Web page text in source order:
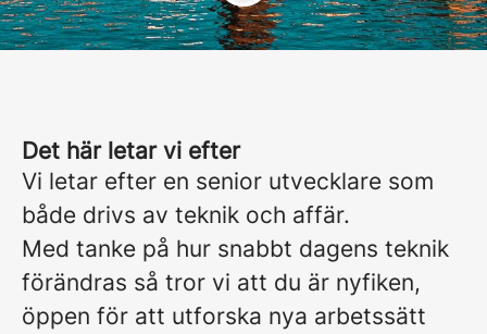
Det här letar vi efter
Vi letar efter en senior utvecklare som
både drivs av teknik och affär.
Med tanke på hur snabbt dagens teknik
förändras så tror vi att du är nyfiken,
öppen för att utforska nya arbetssätt